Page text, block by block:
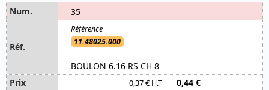
35
11.48025.000
BOULON 6.16 RS CH 8
0,37 € H.T 0,44 €